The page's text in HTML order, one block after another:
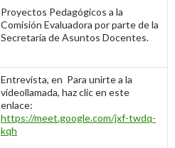
Proyectos Pedagógicos a la
Comisión Evaluadora por parte de la
Secretaría de Asuntos Docentes.
Entrevista, en Para unirte a la
videollamada, haz clic en este
enlace:
https://meet.google.com/jxf-twdq-
kqh